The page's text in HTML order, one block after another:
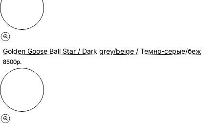
Golden Goose Ball Star / Dark grey/beige / Темно-серые/беж
8500р.